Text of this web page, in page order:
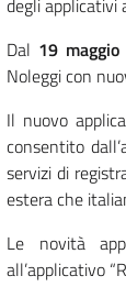
degli applicativi
Dal 19
Noleggi con
Il nuovo
consentito
servizi di
estera che
Le novità
all’applicativo